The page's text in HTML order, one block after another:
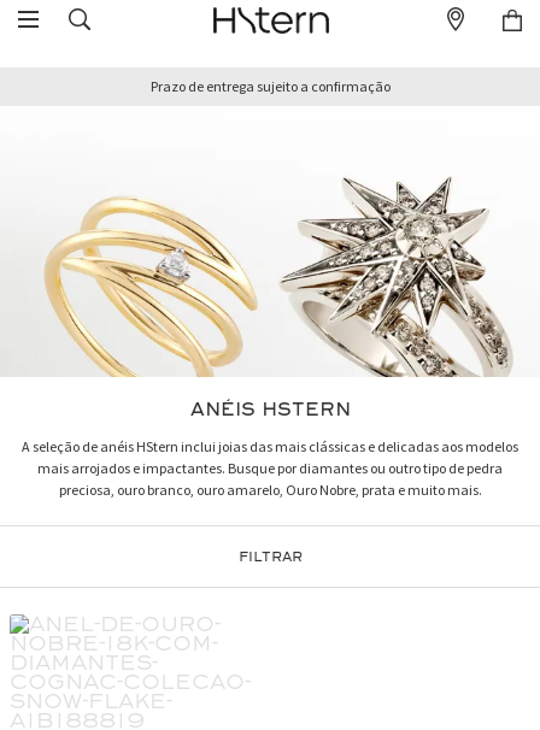
Prazo de entrega sujeito a confirmação
ANÉIS HSTERN
A seleção de anéis HStern inclui joias das mais clássicas e delicadas aos modelos
mais arrojados e impactantes. Busque por diamantes ou outro tipo de pedra
preciosa, ouro branco, ouro amarelo, Ouro Nobre, prata e muito mais.
FILTRAR